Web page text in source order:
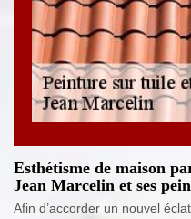
Esthétisme de maison
Jean Marcelin et ses
Afin d’accorder un nouvel